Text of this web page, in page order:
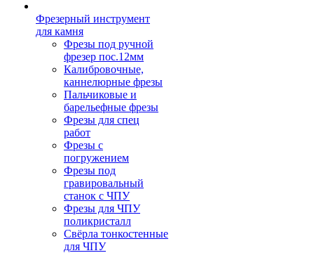
Фрезерный инструмент
для камня
Фрезы под ручной
фрезер пос.12мм
Калибровочные,
каннелюрные фрезы
Пальчиковые и
барельефные фрезы
Фрезы для спец
работ
Фрезы с
погружением
Фрезы под
гравировальный
станок с ЧПУ
Фрезы для ЧПУ
поликристалл
Свёрла тонкостенные
для ЧПУ